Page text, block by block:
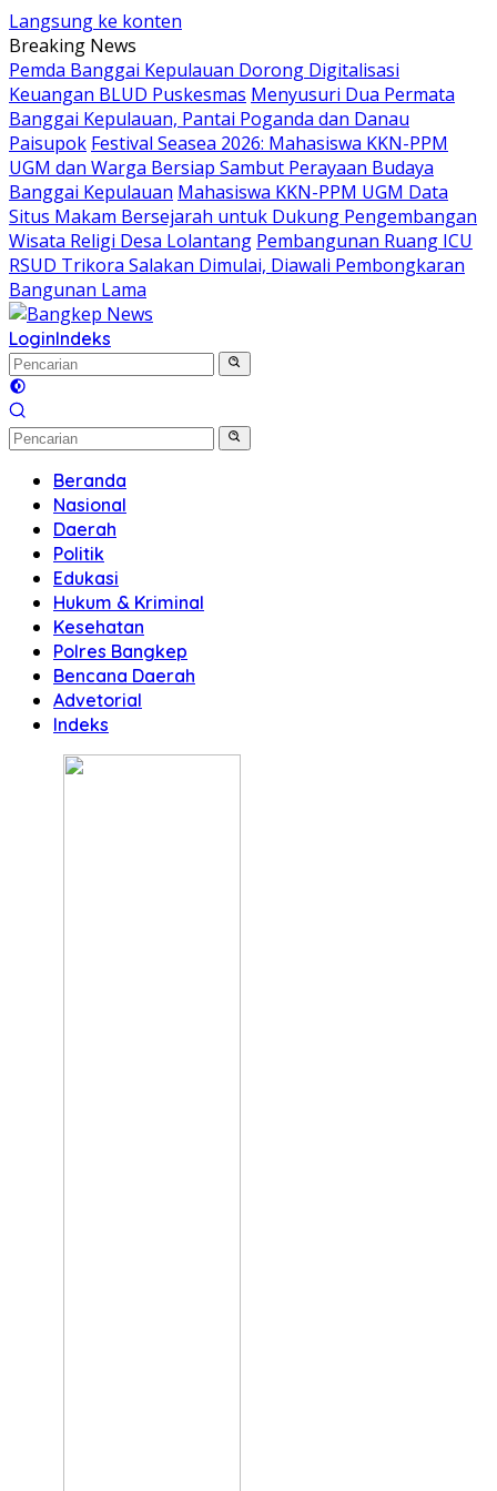
Langsung ke konten
Breaking News
Pemda Banggai Kepulauan Dorong Digitalisasi
Keuangan BLUD Puskesmas Menyusuri Dua Permata
Banggai Kepulauan, Pantai Poganda dan Danau
Paisupok Festival Seasea 2026: Mahasiswa KKN-PPM
UGM dan Warga Bersiap Sambut Perayaan Budaya
Banggai Kepulauan Mahasiswa KKN-PPM UGM Data
Situs Makam Bersejarah untuk Dukung Pengembangan
Wisata Religi Desa Lolantang Pembangunan Ruang ICU
RSUD Trikora Salakan Dimulai, Diawali Pembongkaran
Bangunan Lama
LoginIndeks
Beranda
Nasional
Daerah
Politik
Edukasi
Hukum & Kriminal
Kesehatan
Polres Bangkep
Bencana Daerah
Advetorial
Indeks